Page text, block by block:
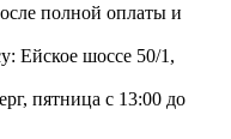
полной оплаты и
Ейское шоссе 50/1,
пятница с 13:00 до